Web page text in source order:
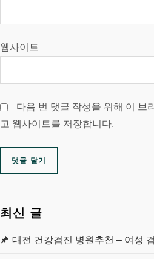
웹사이트
다음 번 댓글 작성을 위해 이 브
고 웹사이트를 저장합니다.
최신 글
대전 건강검진 병원추천 – 여성